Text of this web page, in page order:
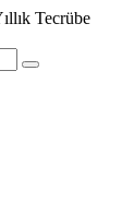
Tecrübe